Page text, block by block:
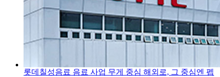
롯데칠성음료 음료 사업 무게 중심 해외로, 그 중심엔 펩